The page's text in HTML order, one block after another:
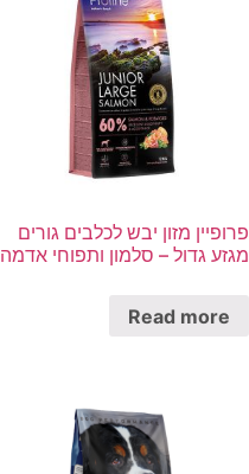
פרופיין מזון יבש לכלבים גורים
מגזע גדול – סלמון ותפוחי אדמה
Read more